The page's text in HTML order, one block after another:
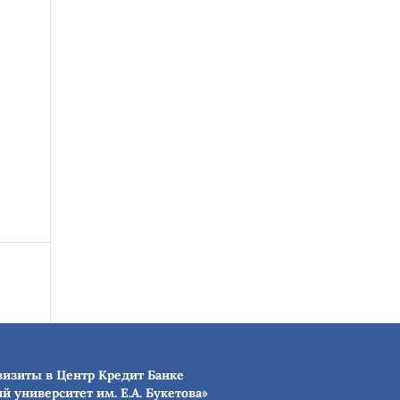
в Центр Кредит Банке
университет им. Е.А. Букетова»